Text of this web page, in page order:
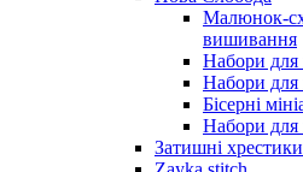
Малюнок-
вишивання
Набори
Набори для
Бісерні
Набори для
Затишні